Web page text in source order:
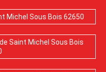
Michel Sous Bois 62650
Saint Michel Sous Bois